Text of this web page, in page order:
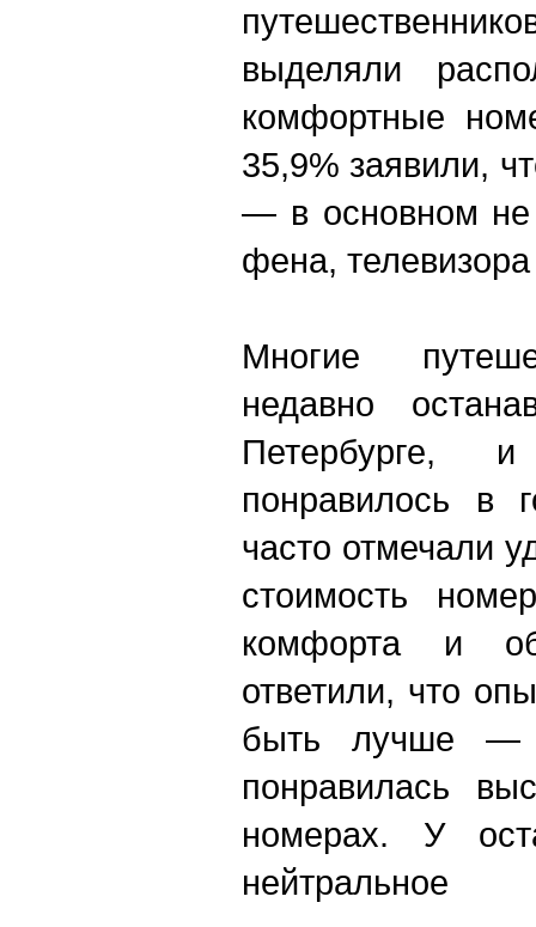
выделяли
комфортные
35,9% заявили,
— в основном не
фена,
Многие
недавно
понравилось в
часто отмечали
стоимость
комфорта и
ответили, что
быть лучше —
понравилась
номерах. У
нейтральное